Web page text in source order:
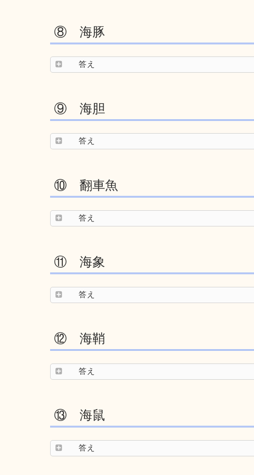
⑧ 海豚
答え
⑨ 海胆
答え
⑩ 翻車魚
答え
⑪ 海象
答え
⑫ 海鞘
答え
⑬ 海鼠
答え